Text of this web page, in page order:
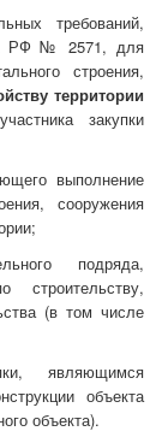
требований,
РФ № 2571, для
строения,
территории
закупки
выполнение
сооружения
подряда,
строительству,
(в том числе
являющимся
объекта
объекта).